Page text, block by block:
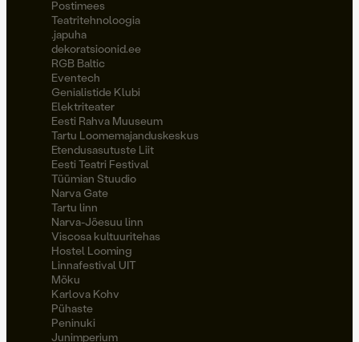
Postimees
Teatritehnoloogia
.japuha
dekoratsioonid.ee
RGB Baltic
Eventech
Genialistide Klubi
Elektriteater
Eesti Rahva Muuseum
Tartu Loomemajanduskeskus
Etendusasutuste Liit
Eesti Teatri Festival
Tüümian Stuudio
Narva Gate
Tartu linn
Narva-Jõesuu linn
Viscosa kultuuritehas
Hostel Looming
Linnafestival UIT
Möku
Karlova Kohv
Pühaste
Peninuki
Junimperium